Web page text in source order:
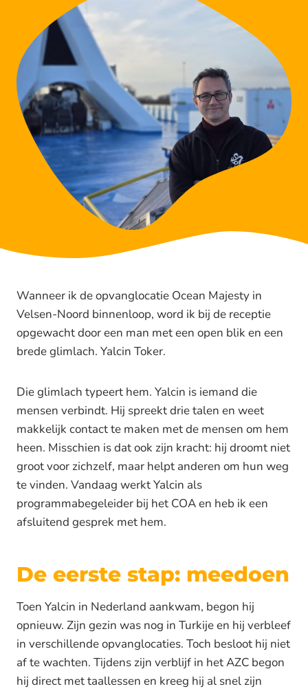
Wanneer ik de opvanglocatie Ocean Majesty in
Velsen-Noord binnenloop, word ik bij de receptie
opgewacht door een man met een open blik en een
brede glimlach. Yalcin Toker.
Die glimlach typeert hem. Yalcin is iemand die
mensen verbindt. Hij spreekt drie talen en weet
makkelijk contact te maken met de mensen om hem
heen. Misschien is dat ook zijn kracht: hij droomt niet
groot voor zichzelf, maar helpt anderen om hun weg
te vinden. Vandaag werkt Yalcin als
programmabegeleider bij het COA en heb ik een
afsluitend gesprek met hem.
De eerste stap: meedoen
Toen Yalcin in Nederland aankwam, begon hij
opnieuw. Zijn gezin was nog in Turkije en hij verbleef
in verschillende opvanglocaties. Toch besloot hij niet
af te wachten. Tijdens zijn verblijf in het AZC begon
hij direct met taallessen en kreeg hij al snel zijn